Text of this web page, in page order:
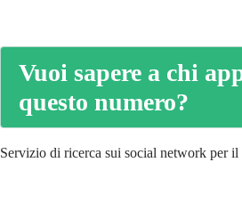
Vuoi sapere a chi
questo numero?
Servizio di ricerca sui social network per il